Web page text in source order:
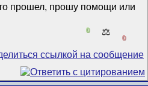
прошел, прошу помощи или
0 ⚖️
0